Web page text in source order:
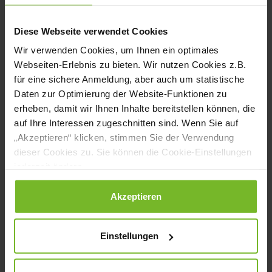
Diese Webseite verwendet Cookies
Wir verwenden Cookies, um Ihnen ein optimales
Webseiten-Erlebnis zu bieten. Wir nutzen Cookies z.B.
für eine sichere Anmeldung, aber auch um statistische
Daten zur Optimierung der Website-Funktionen zu
erheben, damit wir Ihnen Inhalte bereitstellen können, die
auf Ihre Interessen zugeschnitten sind. Wenn Sie auf
„Akzeptieren“ klicken, stimmen Sie der Verwendung
dieser Cookies zu. Sie können die Cookie-Einstellungen
Datenschutzerklärung|Impressum
Akzeptieren
Einstellungen
Achenbach Delikatessen Manufaktur weiß
Katrin Achenbach nur zu gut: „Das Pesto
ist ein Must Have und seit Jahren ein
Bestseller mit vielen Möglichkeiten, den
Geschmack der italienischen Küche
aromatisch zu unterstreichen.“
www.achenbach.com
Das Pesto Classico von Achenbach
wurde von der Fachjury des KÜCHE BEST
PRODUCT AWARDS in der Kategorie
Suppen/Saucen/Fonds mit einer
Goldmedaille ausgezeichnet. Alle